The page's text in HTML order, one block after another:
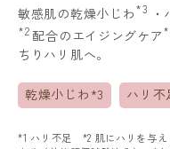
敏感肌の乾燥小じわ*3
*2 配合のエイジングケア
ちりハリ肌へ。
乾燥小じわ*3 ハリ不
*1 ハリ不足 *2 肌にハリを与